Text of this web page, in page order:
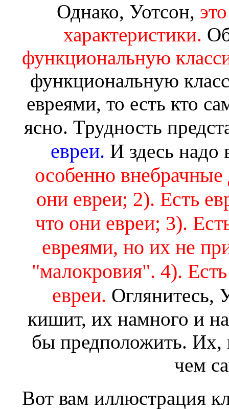
Однако, Уотсон,
характеристики.
функциональную
функциональную
евреями, то есть кто
ясно. Трудность
евреи. И здесь
особенно
они евреи; 2). Есть
что они евреи; 3).
евреями, но их не
"малокровия". 4).
евреи. Оглянитесь,
кишит, их намного и
бы предположить. Их,
чем
Вот вам иллюстрация